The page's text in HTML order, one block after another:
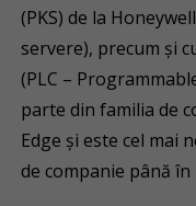
(PKS) de la
servere), precum și
(PLC –
parte din familia de
Edge și este cel mai
de companie până